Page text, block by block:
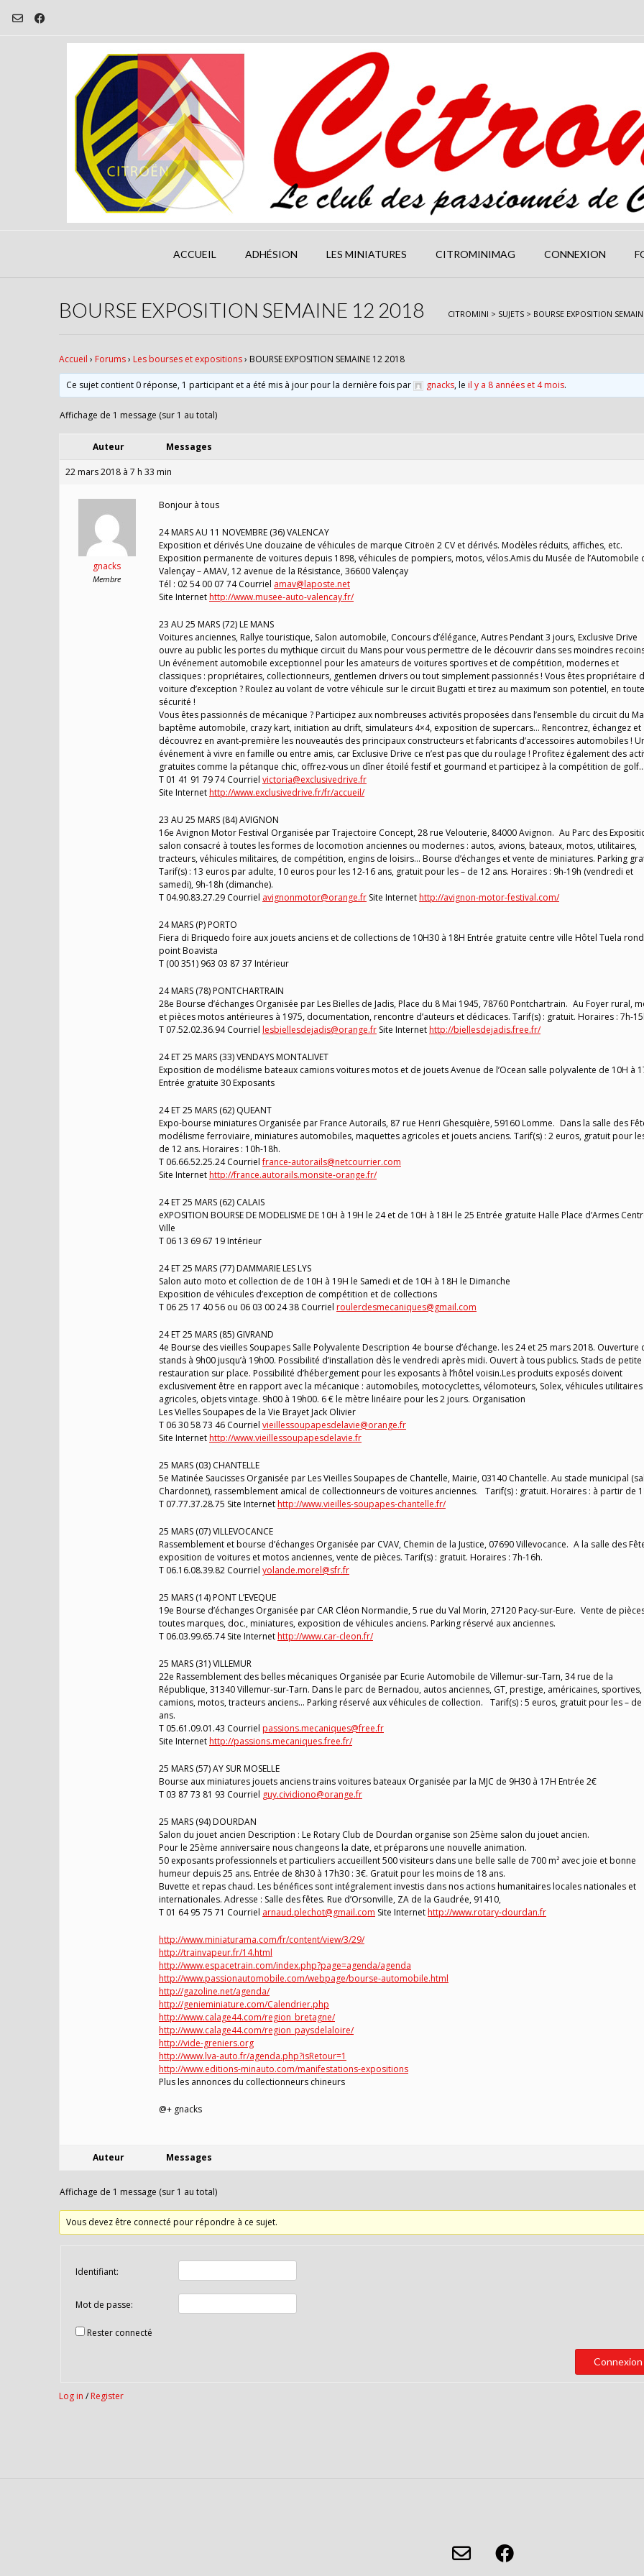
ACCUEIL ADHÉSION LES MINIATURES CITROMINIMAG CONNEXION
BOURSE EXPOSITION SEMAINE 12 2018 CITROMINI > SUJETS > BOURSE EXPOSITION
Accueil › Forums› Les bourses et expositions› BOURSE EXPOSITION SEMAINE 12 2018
Ce sujet contient 0 réponse, 1 participant et a été mis à jour pour la dernière fois par gnacks, leil y a 8 années et 4 mois.
Affichage de 1 message (sur 1 au total)
Auteur Messages
22 mars 2018 à 7 h 33 min
gnacks
Membre
Bonjour à tous
24 MARS AU 11 NOVEMBRE (36) VALENCAY
Exposition et dérivés Une douzaine de véhicules de marque Citroën 2 CV et dérivés. Modèles réduits, affiches, etc.
Exposition permanente de voitures depuis 1898, véhicules de pompiers, motos, vélos.Amis du Musée de l’Automobile
Valençay – AMAV, 12 avenue de la Résistance, 36600 Valençay
Tél : 02 54 00 07 74 Courriel amav@laposte.net
Site Internethttp://www.musee-auto-valencay.fr/
23 AU 25 MARS (72) LE MANS
Voitures anciennes, Rallye touristique, Salon automobile, Concours d’élégance, Autres Pendant 3 jours, Exclusive Drive
ouvre au public les portes du mythique circuit du Mans pour vous permettre de le découvrir dans ses moindres
Un événement automobile exceptionnel pour les amateurs de voitures sportives et de compétition, modernes et
classiques : propriétaires, collectionneurs, gentlemen drivers ou tout simplement passionnés ! Vous êtes propriétaire
voiture d’exception ? Roulez au volant de votre véhicule sur le circuit Bugatti et tirez au maximum son potentiel, en toute
sécurité !
Vous êtes passionnés de mécanique ? Participez aux nombreuses activités proposées dans l’ensemble du circuit du
baptême automobile, crazy kart, initiation au drift, simulateurs 4×4, exposition de supercars… Rencontrez, échangez et
découvrez en avant-première les nouveautés des principaux constructeurs et fabricants d’accessoires automobiles !
événement à vivre en famille ou entre amis, car Exclusive Drive ce n’est pas que du roulage ! Profitez également des
gratuites comme la pétanque chic, offrez-vous un dîner étoilé festif et gourmand et participez à la compétition de
T 01 41 91 79 74 Courriel victoria@exclusivedrive.fr
Site Internethttp://www.exclusivedrive.fr/fr/accueil/
23 AU 25 MARS (84) AVIGNON
16e Avignon Motor Festival Organisée par Trajectoire Concept, 28 rue Velouterie, 84000 Avignon. Au Parc des
salon consacré à toutes les formes de locomotion anciennes ou modernes : autos, avions, bateaux, motos, utilitaires,
tracteurs, véhicules militaires, de compétition, engins de loisirs… Bourse d’échanges et vente de miniatures. Parking
Tarif(s) : 13 euros par adulte, 10 euros pour les 12-16 ans, gratuit pour les – de 12 ans. Horaires : 9h-19h (vendredi et
samedi), 9h-18h (dimanche).
T 04.90.83.27.29 Courriel avignonmotor@orange.fr Site Internethttp://avignon-motor-festival.com/
24 MARS (P) PORTO
Fiera di Briquedo foire aux jouets anciens et de collections de 10H30 à 18H Entrée gratuite centre ville Hôtel Tuela rond
point Boavista
T (00 351) 963 03 87 37 Intérieur
24 MARS (78) PONTCHARTRAIN
28e Bourse d’échanges Organisée par Les Bielles de Jadis, Place du 8 Mai 1945, 78760 Pontchartrain. Au Foyer rural,
et pièces motos antérieures à 1975, documentation, rencontre d’auteurs et dédicaces. Tarif(s) : gratuit. Horaires : 7h-
T 07.52.02.36.94 Courriel lesbiellesdejadis@orange.fr Site Internethttp://biellesdejadis.free.fr/
24 ET 25 MARS (33) VENDAYS MONTALIVET
Exposition de modélisme bateaux camions voitures motos et de jouets Avenue de l’Ocean salle polyvalente de 10H à
Entrée gratuite 30 Exposants
24 ET 25 MARS (62) QUEANT
Expo-bourse miniatures Organisée par France Autorails, 87 rue Henri Ghesquière, 59160 Lomme. Dans la salle des
modélisme ferroviaire, miniatures automobiles, maquettes agricoles et jouets anciens. Tarif(s) : 2 euros, gratuit pour
de 12 ans. Horaires : 10h-18h.
T 06.66.52.25.24 Courrielfrance-autorails@netcourrier.com
Site Internethttp://france.autorails.monsite-orange.fr/
24 ET 25 MARS (62) CALAIS
eXPOSITION BOURSE DE MODELISME DE 10H à 19H le 24 et de 10H à 18H le 25 Entrée gratuite Halle Place d’Armes
Ville
T 06 13 69 67 19 Intérieur
24 ET 25 MARS (77) DAMMARIE LES LYS
Salon auto moto et collection de de 10H à 19H le Samedi et de 10H à 18H le Dimanche
Exposition de véhicules d’exception de compétition et de collections
T 06 25 17 40 56 ou 06 03 00 24 38 Courriel roulerdesmecaniques@gmail.com
24 ET 25 MARS (85) GIVRAND
4e Bourse des vieilles Soupapes Salle Polyvalente Description 4e bourse d’échange. les 24 et 25 mars 2018. Ouverture
stands à 9h00 jusqu’à 19h00. Possibilité d’installation dès le vendredi après midi. Ouvert à tous publics. Stads de petite
restauration sur place. Possibilité d’hébergement pour les exposants à l’hôtel voisin.Les produits exposés doivent
exclusivement être en rapport avec la mécanique : automobiles, motocyclettes, vélomoteurs, Solex, véhicules
agricoles, objets vintage. 9h00 à 19h00. 6 € le mètre linéaire pour les 2 jours. Organisation
Les Vielles Soupapes de la Vie Brayet Jack Olivier
T 06 30 58 73 46 Courriel vieillessoupapesdelavie@orange.fr
Site Internethttp://www.vieillessoupapesdelavie.fr
25 MARS (03) CHANTELLE
5e Matinée Saucisses Organisée par Les Vieilles Soupapes de Chantelle, Mairie, 03140 Chantelle. Au stade municipal
Chardonnet), rassemblement amical de collectionneurs de voitures anciennes. Tarif(s) : gratuit. Horaires : à partir de
T 07.77.37.28.75 Site Internethttp://www.vieilles-soupapes-chantelle.fr/
25 MARS (07) VILLEVOCANCE
Rassemblement et bourse d’échanges Organisée par CVAV, Chemin de la Justice, 07690 Villevocance. A la salle des
exposition de voitures et motos anciennes, vente de pièces. Tarif(s) : gratuit. Horaires : 7h-16h.
T 06.16.08.39.82 Courriel yolande.morel@sfr.fr
25 MARS (14) PONT L’EVEQUE
19e Bourse d’échanges Organisée par CAR Cléon Normandie, 5 rue du Val Morin, 27120 Pacy-sur-Eure. Vente de
toutes marques, doc., miniatures, exposition de véhicules anciens. Parking réservé aux anciennes.
T 06.03.99.65.74 Site Internethttp://www.car-cleon.fr/
25 MARS (31) VILLEMUR
22e Rassemblement des belles mécaniques Organisée par Ecurie Automobile de Villemur-sur-Tarn, 34 rue de la
République, 31340 Villemur-sur-Tarn. Dans le parc de Bernadou, autos anciennes, GT, prestige, américaines, sportives,
camions, motos, tracteurs anciens… Parking réservé aux véhicules de collection. Tarif(s) : 5 euros, gratuit pour les – de
ans.
T 05.61.09.01.43 Courriel passions.mecaniques@free.fr
Site Internethttp://passions.mecaniques.free.fr/
25 MARS (57) AY SUR MOSELLE
Bourse aux miniatures jouets anciens trains voitures bateaux Organisée par la MJC de 9H30 à 17H Entrée 2€
T 03 87 73 81 93 Courriel guy.cividiono@orange.fr
25 MARS (94) DOURDAN
Salon du jouet ancien Description : Le Rotary Club de Dourdan organise son 25ème salon du jouet ancien.
Pour le 25ème anniversaire nous changeons la date, et préparons une nouvelle animation.
50 exposants professionnels et particuliers accueillent 500 visiteurs dans une belle salle de 700 m² avec joie et bonne
humeur depuis 25 ans. Entrée de 8h30 à 17h30 : 3€. Gratuit pour les moins de 18 ans.
Buvette et repas chaud. Les bénéfices sont intégralement investis dans nos actions humanitaires locales nationales et
internationales. Adresse : Salle des fêtes. Rue d’Orsonville, ZA de la Gaudrée, 91410,
T 01 64 95 75 71 Courriel arnaud.plechot@gmail.com Site Internethttp://www.rotary-dourdan.fr
http://www.miniaturama.com/fr/content/view/3/29/
http://trainvapeur.fr/14.html
http://www.espacetrain.com/index.php?page=agenda/agenda
http://www.passionautomobile.com/webpage/bourse-automobile.html
http://gazoline.net/agenda/
http://genieminiature.com/Calendrier.php
http://www.calage44.com/region_bretagne/
http://www.calage44.com/region_paysdelaloire/
http://vide-greniers.org
http://www.lva-auto.fr/agenda.php?isRetour=1
http://www.editions-minauto.com/manifestations-expositions
Plus les annonces du collectionneurs chineurs
@+ gnacks
Auteur Messages
Affichage de 1 message (sur 1 au total)
Vous devez être connecté pour répondre à ce sujet.
Identifiant:
Mot de passe:
Rester connecté
Connexion
Log in / Register